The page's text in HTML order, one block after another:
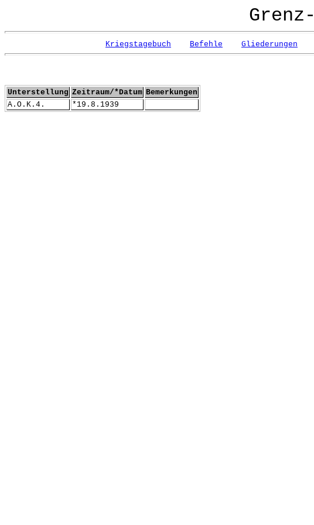
Kriegstagebuch Befehle Gliederungen
Unterstellung Zeitraum/*Datum Bemerkungen
A.O.K.4.
*19.8.1939